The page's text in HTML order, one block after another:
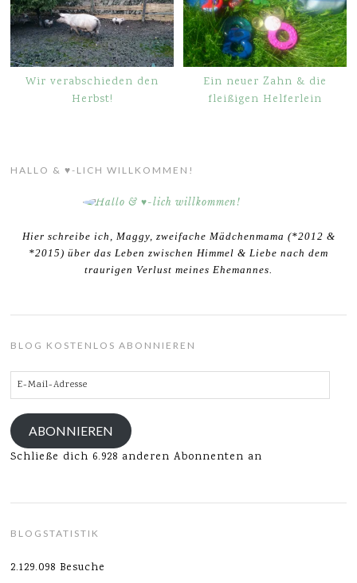
Wir verabschieden den
Herbst!
Ein neuer Zahn & die
fleißigen Helferlein
HALLO & ♥-LICH WILLKOMMEN!
Hier schreibe ich, Maggy, zweifache Mädchenmama (*2012 &
*2015) über das Leben zwischen Himmel & Liebe nach dem
traurigen Verlust meines Ehemannes.
BLOG KOSTENLOS ABONNIEREN
E-
Mail-
Adresse
ABONNIEREN
Schließe dich 6.928 anderen Abonnenten an
BLOGSTATISTIK
2.129.098 Besuche